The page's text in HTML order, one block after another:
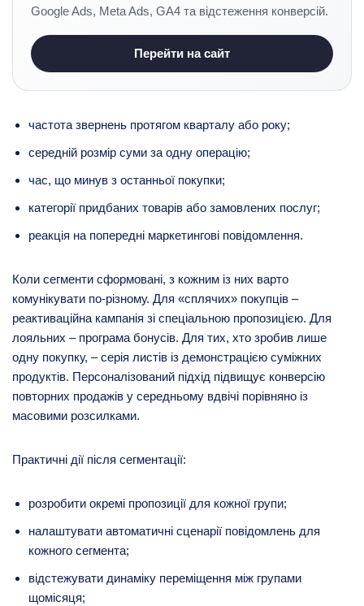
Google Ads, Meta Ads, GA4 та відстеження конверсій.
Перейти на сайт
частота звернень протягом кварталу або року;
середній розмір суми за одну операцію;
час, що минув з останньої покупки;
категорії придбаних товарів або замовлених послуг;
реакція на попередні маркетингові повідомлення.
Коли сегменти сформовані, з кожним із них варто
комунікувати по-різному. Для «сплячих» покупців –
реактиваційна кампанія зі спеціальною пропозицією. Для
лояльних – програма бонусів. Для тих, хто зробив лише
одну покупку, – серія листів із демонстрацією суміжних
продуктів. Персоналізований підхід підвищує конверсію
повторних продажів у середньому вдвічі порівняно із
масовими розсилками.
Практичні дії після сегментації:
розробити окремі пропозиції для кожної групи;
налаштувати автоматичні сценарії повідомлень для
кожного сегмента;
відстежувати динаміку переміщення між групами
щомісяця;